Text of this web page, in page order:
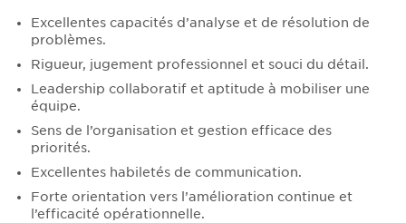
Excellentes capacités d’analyse et de résolution de
problèmes.
Rigueur, jugement professionnel et souci du détail.
Leadership collaboratif et aptitude à mobiliser une
équipe.
Sens de l’organisation et gestion efficace des
priorités.
Excellentes habiletés de communication.
Forte orientation vers l’amélioration continue et
l’efficacité opérationnelle.